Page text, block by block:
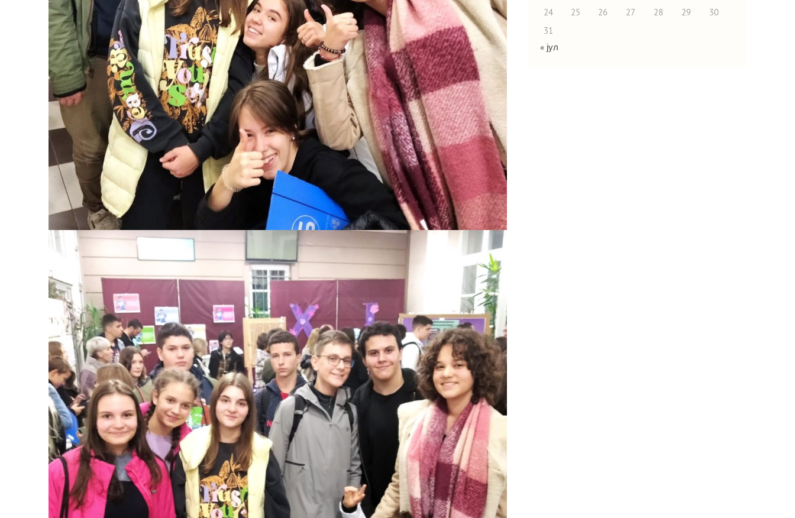
24
25 26 27 28 29
30
31
« јул